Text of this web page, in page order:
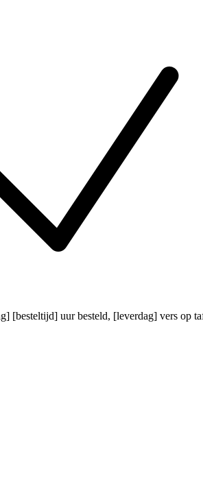
[besteltijd] uur besteld, [leverdag] vers op